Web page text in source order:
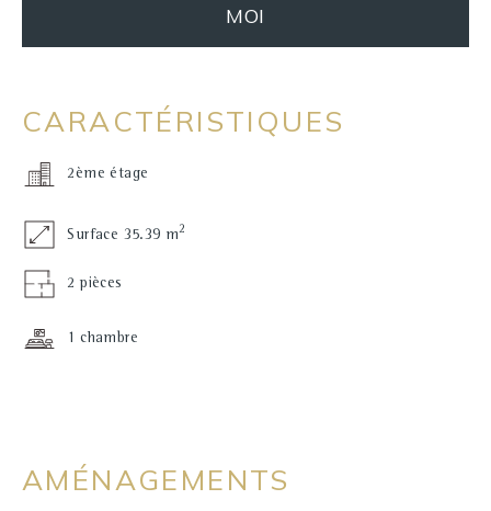
MOI
CARACTÉRISTIQUES
2ème étage
Surface 35.39 m2
2 pièces
1 chambre
AMÉNAGEMENTS